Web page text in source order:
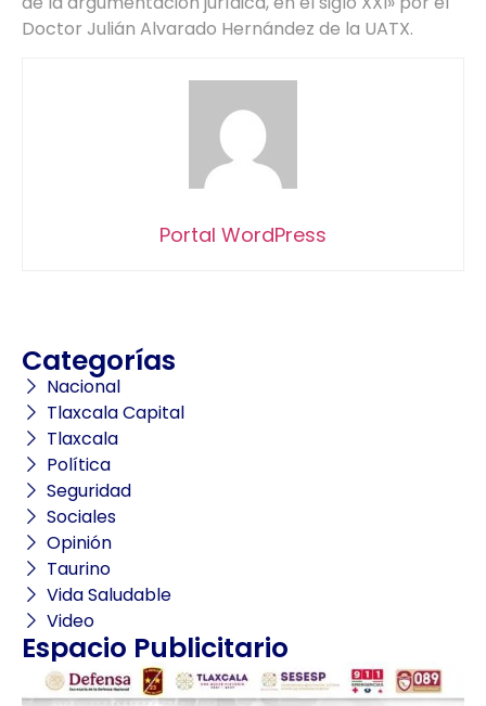
Doctor Julián Alvarado Hernández de la UATX.
Portal WordPress
Categorías
Nacional
Tlaxcala Capital
Tlaxcala
Política
Seguridad
Sociales
Opinión
Taurino
Vida Saludable
Video
Espacio Publicitario